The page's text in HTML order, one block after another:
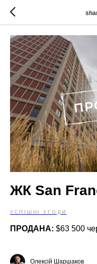
ЖК San
УСПІШНІ УГОДИ
ПРОДАНА: $63 500
Олексій Шаршаков